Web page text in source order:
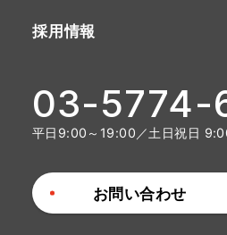
03-5774-
平日9:00～19:00／土日祝日
採用情報
お問い合わせ